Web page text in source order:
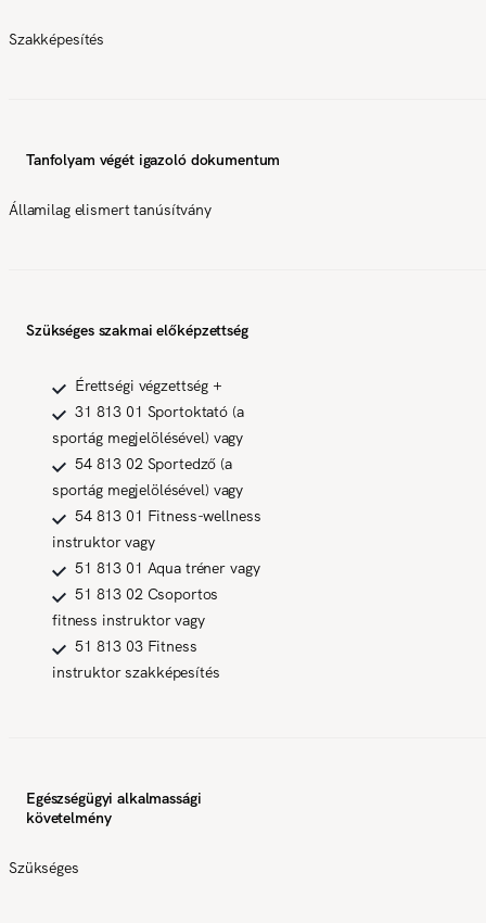
Szakképesítés
Tanfolyam végét igazoló dokumentum
Államilag elismert tanúsítvány
Szükséges szakmai előképzettség
Érettségi végzettség +
31 813 01 Sportoktató (a
sportág megjelölésével) vagy
54 813 02 Sportedző (a
sportág megjelölésével) vagy
54 813 01 Fitness-wellness
instruktor vagy
51 813 01 Aqua tréner vagy
51 813 02 Csoportos
fitness instruktor vagy
51 813 03 Fitness
instruktor szakképesítés
Egészségügyi alkalmassági
követelmény
Szükséges